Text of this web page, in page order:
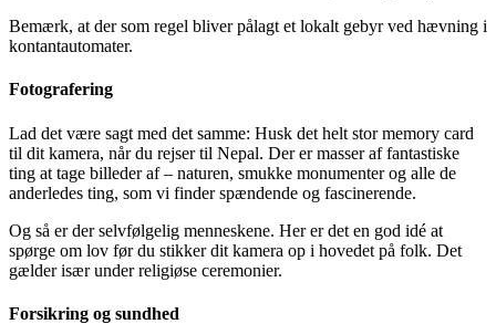
Bemærk, at der som regel bliver pålagt et lokalt gebyr ved hævning i
kontantautomater.
Fotografering
Lad det være sagt med det samme: Husk det helt stor memory card
til dit kamera, når du rejser til Nepal. Der er masser af fantastiske
ting at tage billeder af – naturen, smukke monumenter og alle de
anderledes ting, som vi finder spændende og fascinerende.
Og så er der selvfølgelig menneskene. Her er det en god idé at
spørge om lov før du stikker dit kamera op i hovedet på folk. Det
gælder især under religiøse ceremonier.
Forsikring og sundhed